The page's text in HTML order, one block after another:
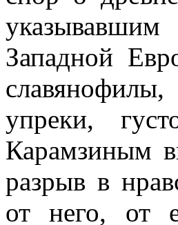
Западной
упреки,
Карамзиным
разрыв в
от него, от